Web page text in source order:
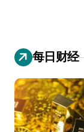
每日财经